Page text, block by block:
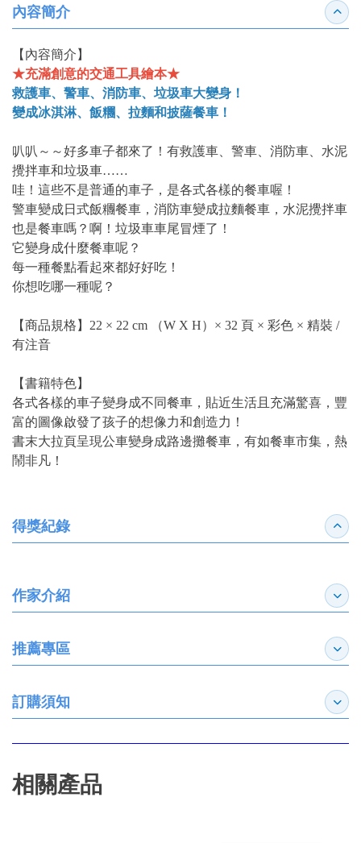
內容簡介 收合
【內容簡介】
★充滿創意的交通工具繪本★
救護車、警車、消防車、垃圾車大變身！
變成冰淇淋、飯糰、拉麵和披薩餐車！
叭叭～～好多車子都來了！有救護車、警車、消防車、水泥
攪拌車和垃圾車……
哇！這些不是普通的車子，是各式各樣的餐車喔！
警車變成日式飯糰餐車，消防車變成拉麵餐車，水泥攪拌車
也是餐車嗎？啊！垃圾車車尾冒煙了！
它變身成什麼餐車呢？
每一種餐點看起來都好好吃！
你想吃哪一種呢？
【商品規格】22 × 22 cm （W X H）× 32 頁 × 彩色 × 精裝 /
有注音
【書籍特色】
各式各樣的車子變身成不同餐車，貼近生活且充滿驚喜，豐
富的圖像啟發了孩子的想像力和創造力！
書末大拉頁呈現公車變身成路邊攤餐車，有如餐車市集，熱
鬧非凡！
得獎紀錄 收合
作家介紹 展開
推薦專區 展開
訂購須知 展開
相關產品